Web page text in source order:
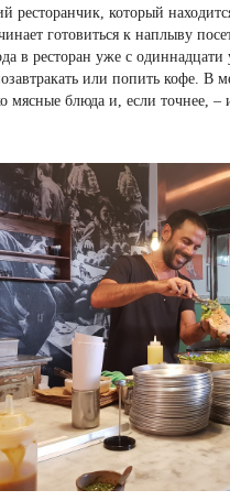
ресторанчик, который
готовиться к наплыву
в ресторан уже с
или попить кофе. В
мясные блюда и, если точнее, –